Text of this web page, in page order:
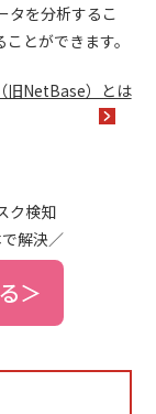
タを分析するこ
とができます。
旧NetBase）とは
ク検知
解決／
＞